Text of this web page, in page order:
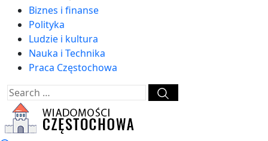
Biznes i finanse
Polityka
Ludzie i kultura
Nauka i Technika
Praca Częstochowa